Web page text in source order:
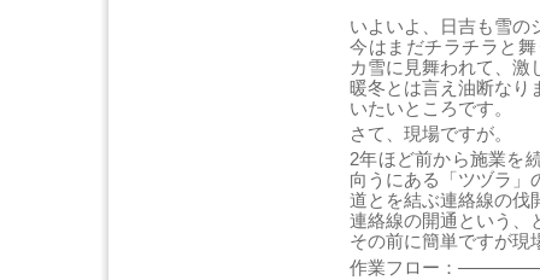
いよいよ、日吉も雪の
今はまだチラチラと
カ雪に見舞われて、
暖冬とは言え油断なり
いたいところです。
さて、現場ですが。
2年ほど前から施業を
向うにある「ツヅラ」
道とを結ぶ連絡線の伐
連絡線の開通という、
その前に簡単ですが現
作業フロー：